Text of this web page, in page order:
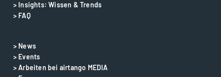
> Insights: Wissen & Trends
> FAQ
> News
> Events
> Arbeiten bei airtango MEDIA